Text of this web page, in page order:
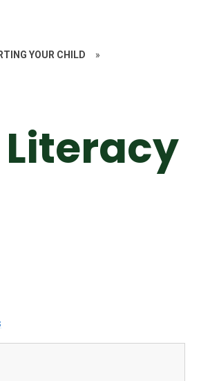
YOUR CHILD »